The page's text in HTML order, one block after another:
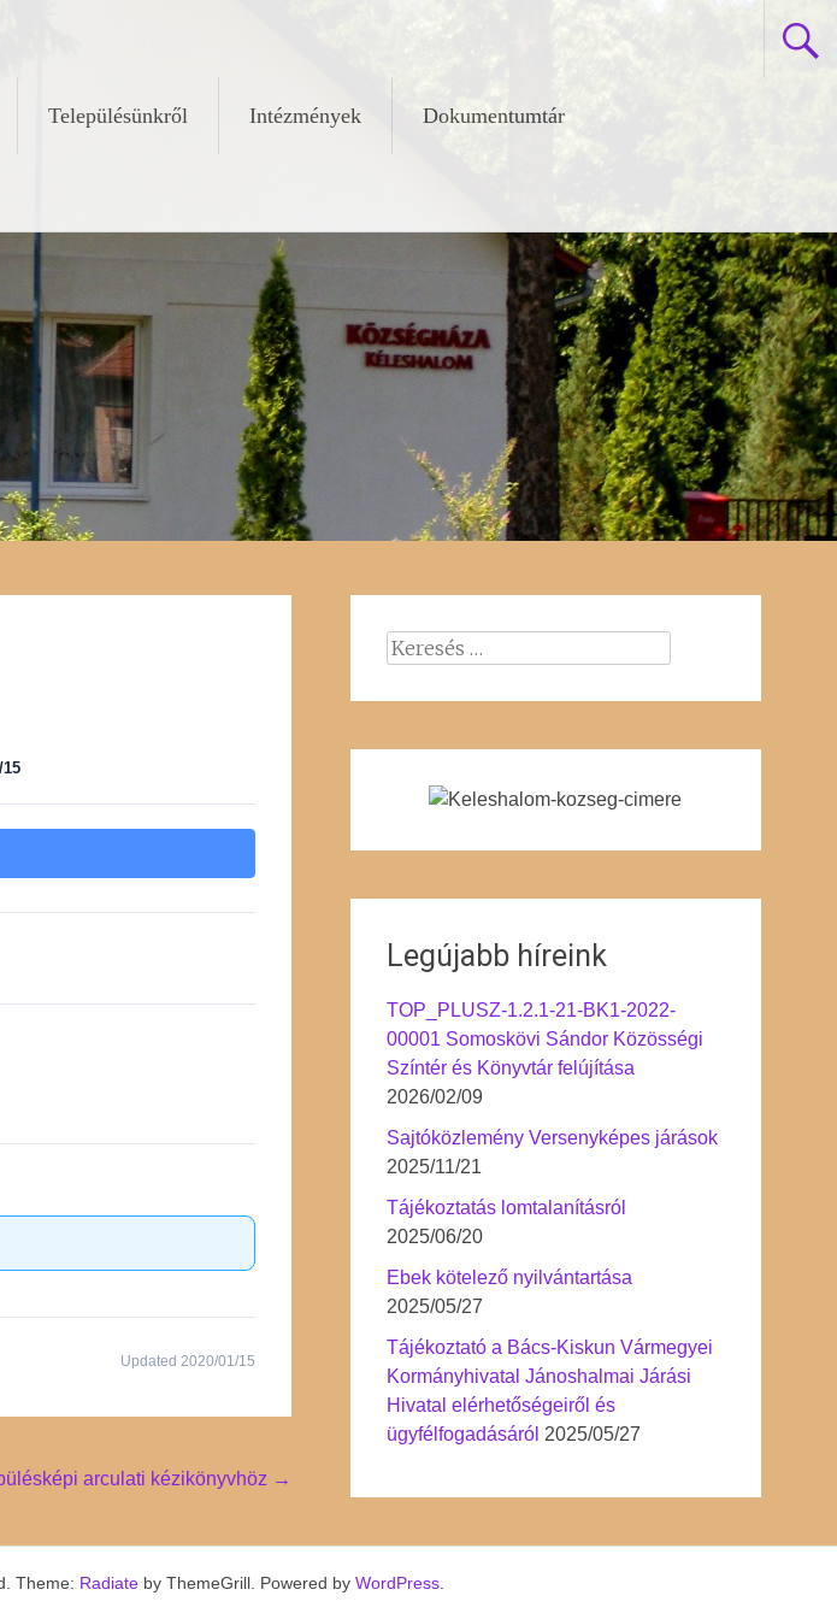
Településünkről Intézmények Dokumentumtár
15
Updated 2020/01/15
arculati kézikönyvhöz →
Keresés:
Legújabb híreink
TOP_PLUSZ-1.2.1-21-BK1-2022-
00001 Somoskövi Sándor Közösségi
Színtér és Könyvtár felújítása
2026/02/09
Sajtóközlemény Versenyképes járások
2025/11/21
Tájékoztatás lomtalanításról
2025/06/20
Ebek kötelező nyilvántartása
2025/05/27
Tájékoztató a Bács-Kiskun Vármegyei
Kormányhivatal Jánoshalmai Járási
Hivatal elérhetőségeiről és
ügyfélfogadásáról 2025/05/27
Theme: Radiate by ThemeGrill. Powered by WordPress